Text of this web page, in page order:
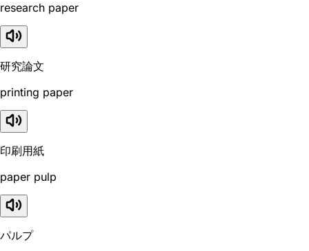
research paper
研究論文
printing paper
印刷用紙
paper pulp
パルプ